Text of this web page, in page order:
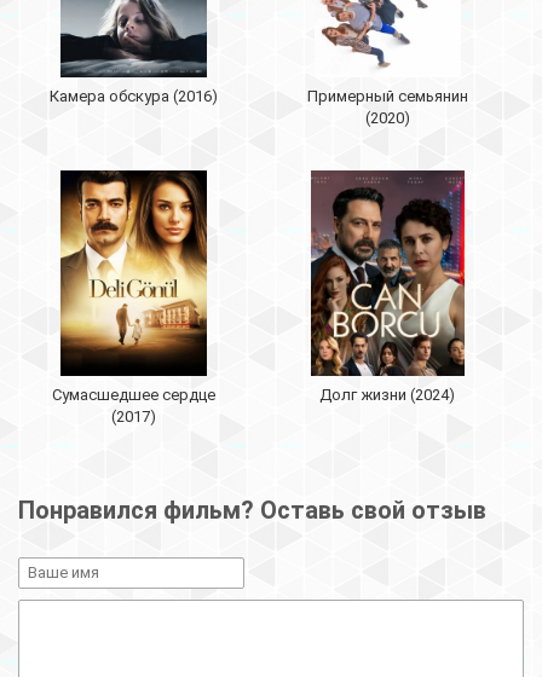
Камера обскура (2016)
Примерный семьянин
(2020)
Сумасшедшее сердце
(2017)
Долг жизни (2024)
Понравился фильм? Оставь свой отзыв